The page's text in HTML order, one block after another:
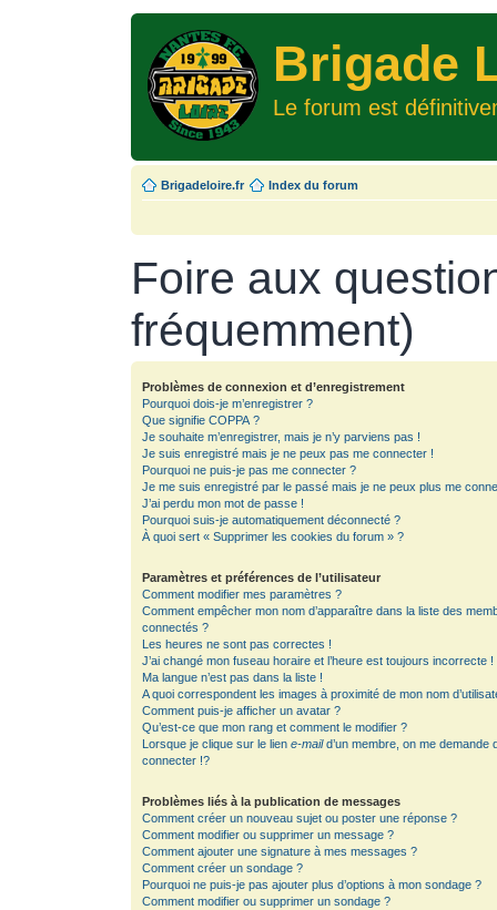
Brigade
Le forum est
Brigadeloire.fr Index du forum
Foire aux
fréquemment)
Problèmes de connexion et d’enregistrement
Pourquoi dois-je m’enregistrer ?
Que signifie COPPA ?
Je souhaite m’enregistrer, mais je n’y parviens pas !
Je suis enregistré mais je ne peux pas me connecter !
Pourquoi ne puis-je pas me connecter ?
Je me suis enregistré par le passé mais je ne peux plus me
J’ai perdu mon mot de passe !
Pourquoi suis-je automatiquement déconnecté ?
À quoi sert « Supprimer les cookies du forum » ?
Paramètres et préférences de l’utilisateur
Comment modifier mes paramètres ?
Comment empêcher mon nom d’apparaître dans la liste des
connectés ?
Les heures ne sont pas correctes !
J’ai changé mon fuseau horaire et l’heure est toujours incorrecte !
Ma langue n’est pas dans la liste !
A quoi correspondent les images à proximité de mon nom
Comment puis-je afficher un avatar ?
Qu’est-ce que mon rang et comment le modifier ?
Lorsque je clique sur le lien e-maild’un membre, on me demande
connecter !?
Problèmes liés à la publication de messages
Comment créer un nouveau sujet ou poster une réponse ?
Comment modifier ou supprimer un message ?
Comment ajouter une signature à mes messages ?
Comment créer un sondage ?
Pourquoi ne puis-je pas ajouter plus d’options à mon sondage ?
Comment modifier ou supprimer un sondage ?